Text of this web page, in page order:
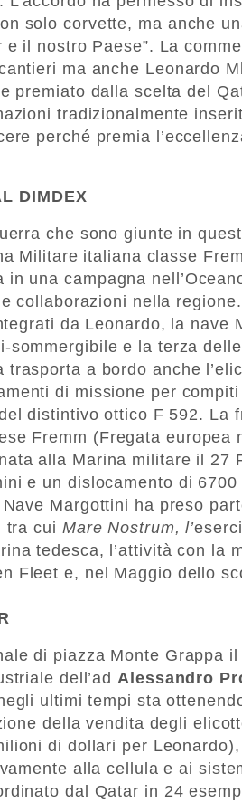
solo corvette, ma anche
il nostro Paese”. La
ma anche Leonardo
premiato dalla scelta del
tradizionalmente
perché premia
DIMDEX
che sono giunte in
Militare italiana classe
in una campagna
collaborazioni nella
da Leonardo, la nave
sommergibile e la terza
trasporta a bordo anche
di missione per
distintivo ottico F 592. La
Fremm (Fregata europea
alla Marina militare il 27
e un dislocamento di
Margottini ha preso
tra cui Mare Nostrum, l’
tedesca, l’attività con la
Fleet e, nel Maggio dello
di piazza Monte Grappa
dell’ad Alessandro
ultimi tempi sta
della vendita degli
di dollari per
alla cellula e ai
dal Qatar in 24